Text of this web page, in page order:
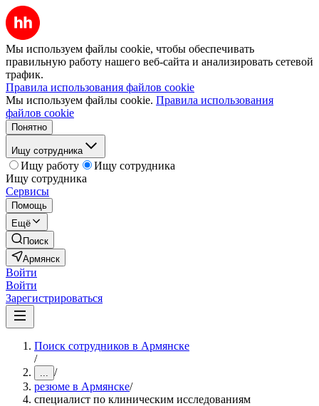
Мы используем файлы cookie, чтобы обеспечивать
правильную работу нашего веб-сайта и анализировать сетевой
трафик.
Правила использования файлов cookie
Мы используем файлы cookie. Правила использования
файлов cookie
Понятно
Ищу сотрудника
Ищу работу
Ищу сотрудника
Ищу сотрудника
Сервисы
Помощь
Ещё
Поиск
Армянск
Войти
Войти
Зарегистрироваться
Поиск сотрудников в Армянске
/
... /
резюме в Армянске/
специалист по клиническим исследованиям